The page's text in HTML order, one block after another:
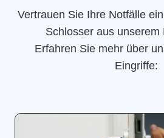
Vertrauen Sie Ihre Notfälle
Schlosser aus unserem
Erfahren Sie mehr über
Eingriffe: